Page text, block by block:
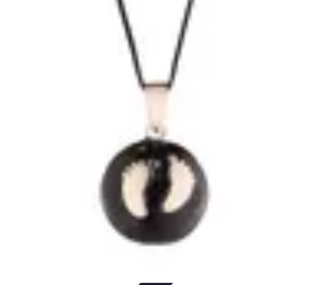
Relations amoureuses
Psychologie de l'Amour